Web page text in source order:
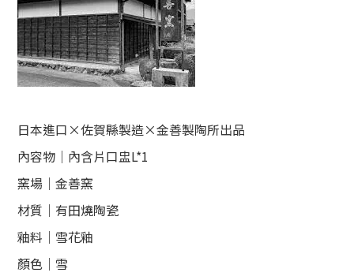
日本進口×佐賀縣製造×金善製陶所出品
內容物｜內含片口盅L*1
窯場｜金善窯
材質｜有田燒陶瓷
釉料｜雪花釉
顏色｜雪